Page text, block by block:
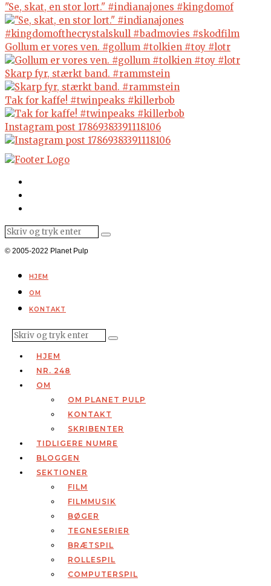
"Se, skat, en stor lort." #indianajones #kingdomof
Gollum er vores ven. #gollum #tolkien #toy #lotr
Skarp fyr, stærkt band. #rammstein
Tak for kaffe! #twinpeaks #killerbob
Instagram post 17869383391118106
© 2005-2022 Planet Pulp
HJEM
OM
KONTAKT
HJEM
NR. 248
OM
OM PLANET PULP
KONTAKT
SKRIBENTER
TIDLIGERE NUMRE
BLOGGEN
SEKTIONER
FILM
FILMMUSIK
BØGER
TEGNESERIER
BRÆTSPIL
ROLLESPIL
COMPUTERSPIL